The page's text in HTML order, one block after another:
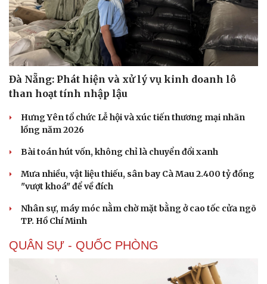
Đà Nẵng: Phát hiện và xử lý vụ kinh doanh lô
than hoạt tính nhập lậu
Hưng Yên tổ chức Lễ hội và xúc tiến thương mại nhãn
lồng năm 2026
Bài toán hút vốn, không chỉ là chuyển đổi xanh
Mưa nhiều, vật liệu thiếu, sân bay Cà Mau 2.400 tỷ đồng
"vượt khoá" để về đích
Nhân sự, máy móc nằm chờ mặt bằng ở cao tốc cửa ngõ
TP. Hồ Chí Minh
QUÂN SỰ - QUỐC PHÒNG